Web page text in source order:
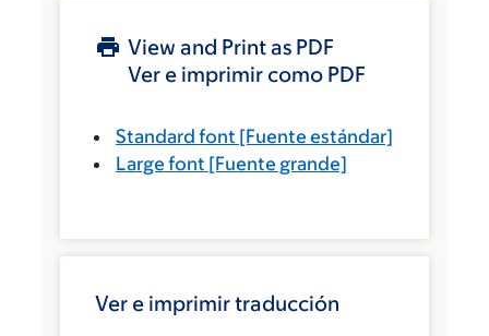
View and Print as PDF
Ver e imprimir como PDF
Standard font [Fuente estándar]
Large font [Fuente grande]
Ver e imprimir traducción